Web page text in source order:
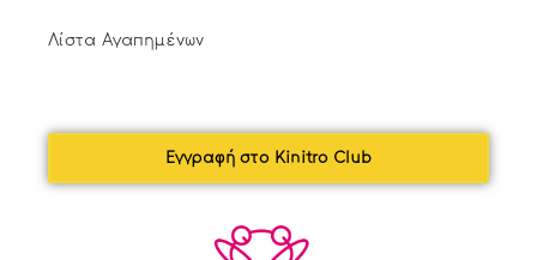
Λίστα Αγαπημένων
Εγγραφή στο Kinitro Club